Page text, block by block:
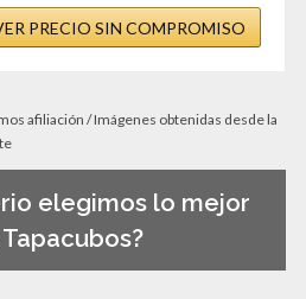
PRECIO SIN COMPROMISO
afiliación / Imágenes obtenidas desde la
elegimos lo mejor
Tapacubos?